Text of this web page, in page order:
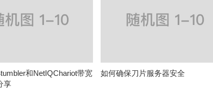
和NetIQChariot带宽
享
如何确保刀片服务器安全